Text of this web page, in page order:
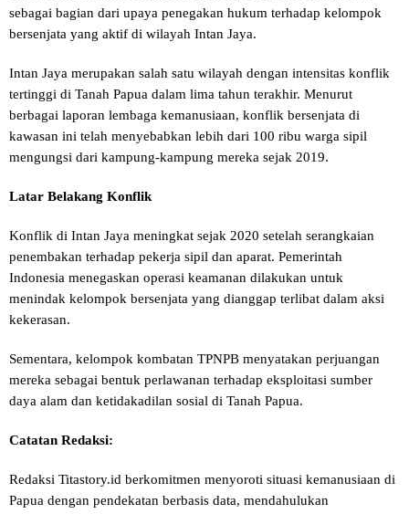
sebagai bagian dari upaya penegakan hukum terhadap kelompok
bersenjata yang aktif di wilayah Intan Jaya.
Intan Jaya merupakan salah satu wilayah dengan intensitas konflik
tertinggi di Tanah Papua dalam lima tahun terakhir. Menurut
berbagai laporan lembaga kemanusiaan, konflik bersenjata di
kawasan ini telah menyebabkan lebih dari 100 ribu warga sipil
mengungsi dari kampung-kampung mereka sejak 2019.
Latar Belakang Konflik
Konflik di Intan Jaya meningkat sejak 2020 setelah serangkaian
penembakan terhadap pekerja sipil dan aparat. Pemerintah
Indonesia menegaskan operasi keamanan dilakukan untuk
menindak kelompok bersenjata yang dianggap terlibat dalam aksi
kekerasan.
Sementara, kelompok kombatan TPNPB menyatakan perjuangan
mereka sebagai bentuk perlawanan terhadap eksploitasi sumber
daya alam dan ketidakadilan sosial di Tanah Papua.
Catatan Redaksi:
Redaksi Titastory.id berkomitmen menyoroti situasi kemanusiaan di
Papua dengan pendekatan berbasis data, mendahulukan